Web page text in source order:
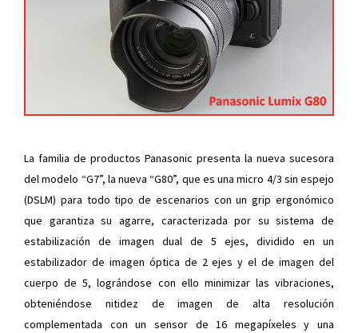
La familia de productos Panasonic presenta la nueva sucesora
del modelo “G7”, la nueva “G80”, que es una micro 4/3 sin espejo
(DSLM) para todo tipo de escenarios con un grip ergonómico
que garantiza su agarre, caracterizada por su sistema de
estabilización de imagen dual de 5 ejes, dividido en un
estabilizador de imagen óptica de 2 ejes y el de imagen del
cuerpo de 5, lográndose con ello minimizar las vibraciones,
obteniéndose nitidez de imagen de alta resolución
complementada con un sensor de 16 megapíxeles y una